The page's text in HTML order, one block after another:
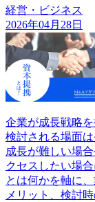
経営・ビジネス
2026年04月28日
企業が成長戦略
検討される場面
成長が難しい場
クセスしたい場
とは何かを軸に
メリット、検討